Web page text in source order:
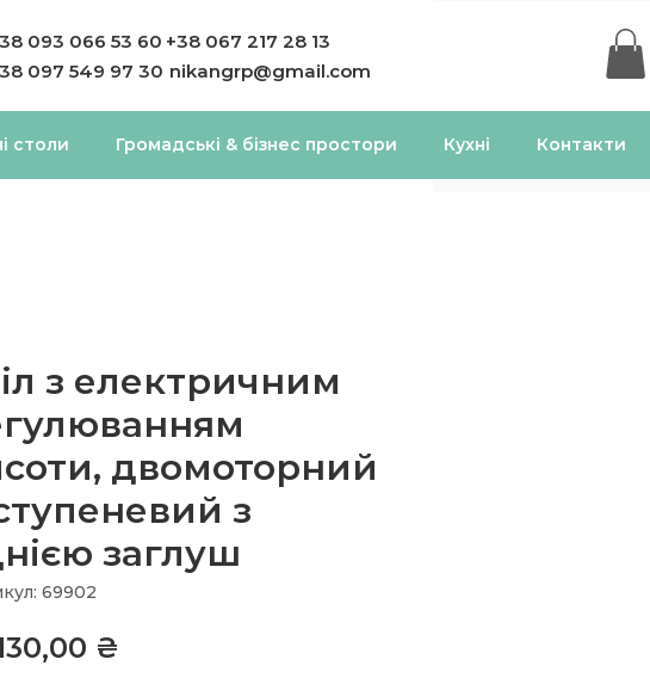
093 066 53 60
097 549 97 30
+38 067 217 28 13
nikangrp@gmail.com
столи Громадські & бізнес простори Кухні Контакти
з електричним
двомоторний
з
заглуш
69902
₴